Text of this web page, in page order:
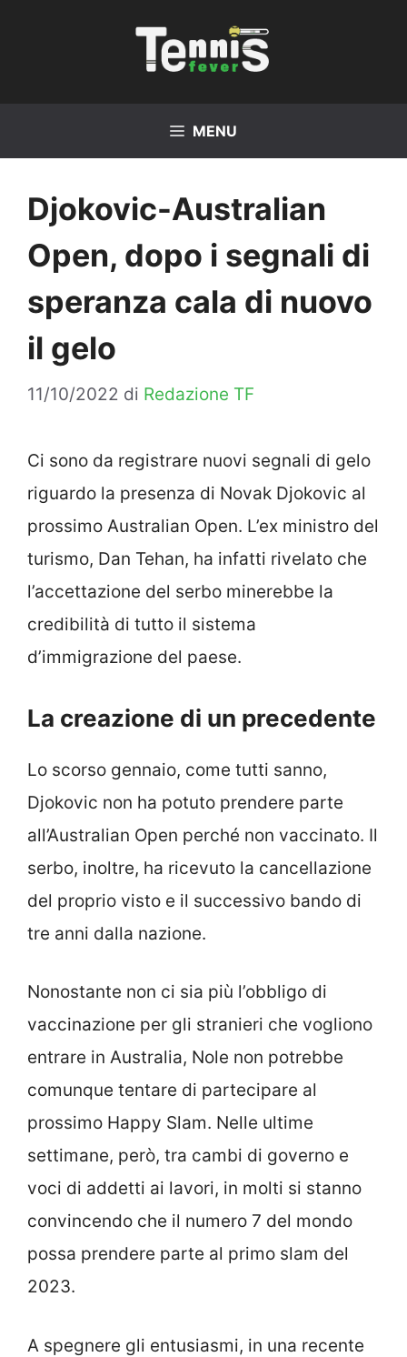
MENU
Djokovic-Australian
Open, dopo i segnali di
speranza cala di nuovo
il gelo
11/10/2022 di Redazione TF
Ci sono da registrare nuovi segnali di gelo
riguardo la presenza di Novak Djokovic al
prossimo Australian Open. L’ex ministro del
turismo, Dan Tehan, ha infatti rivelato che
l’accettazione del serbo minerebbe la
credibilità di tutto il sistema
d’immigrazione del paese.
La creazione di un precedente
Lo scorso gennaio, come tutti sanno,
Djokovic non ha potuto prendere parte
all’Australian Open perché non vaccinato. Il
serbo, inoltre, ha ricevuto la cancellazione
del proprio visto e il successivo bando di
tre anni dalla nazione.
Nonostante non ci sia più l’obbligo di
vaccinazione per gli stranieri che vogliono
entrare in Australia, Nole non potrebbe
comunque tentare di partecipare al
prossimo Happy Slam. Nelle ultime
settimane, però, tra cambi di governo e
voci di addetti ai lavori, in molti si stanno
convincendo che il numero 7 del mondo
possa prendere parte al primo slam del
2023.
A spegnere gli entusiasmi, in una recente